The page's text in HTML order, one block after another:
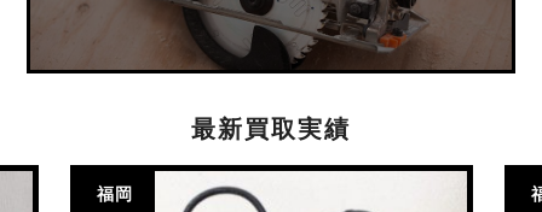
最新買取実績
福岡